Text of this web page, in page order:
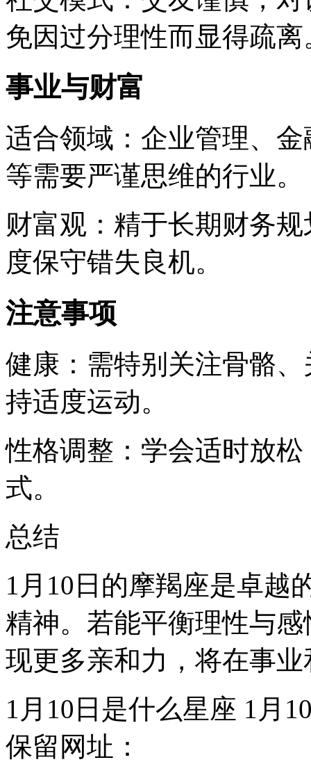
免因过分理性而显得疏离
事业与财富
适合领域：企业管理、
等需要严谨思维的行业。
财富观：精于长期财务
度保守错失良机。
注意事项
健康：需特别关注骨骼
持适度运动。
性格调整：学会适时放
式。
总结
1月10日的摩羯座是卓越
精神。若能平衡理性与
现更多亲和力，将在事
1月10日是什么星座 1月
保留网址：